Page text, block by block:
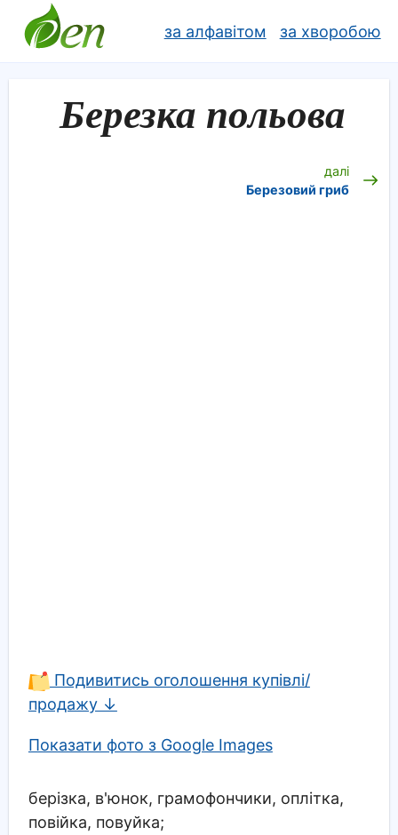
за алфавітом за хворобою
Березка польова
далі
Березовий гриб
Подивитись оголошення купівлі/
продажу ↓
Показати фото з Google Images
берізка, в'юнок, грамофончики, оплітка,
повійка, повуйка;